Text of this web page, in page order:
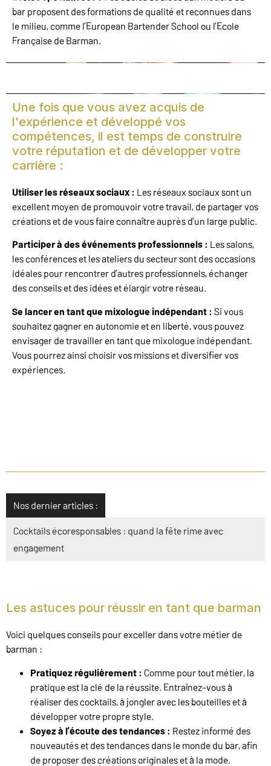
bar proposent des formations de qualité et reconnues dans
le milieu, comme l’European Bartender School ou l’Ecole
Française de Barman.
Une fois que vous avez acquis de
l'expérience et développé vos
compétences, il est temps de construire
votre réputation et de développer votre
carrière :
Utiliser les réseaux sociaux : Les réseaux sociaux sont un
excellent moyen de promouvoir votre travail, de partager vos
créations et de vous faire connaître auprès d’un large public.
Participer à des événements professionnels : Les salons,
les conférences et les ateliers du secteur sont des occasions
idéales pour rencontrer d’autres professionnels, échanger
des conseils et des idées et élargir votre réseau.
Se lancer en tant que mixologue indépendant : Si vous
souhaitez gagner en autonomie et en liberté, vous pouvez
envisager de travailler en tant que mixologue indépendant.
Vous pourrez ainsi choisir vos missions et diversifier vos
expériences.
Nos dernier articles :
Cocktails écoresponsables : quand la fête rime avec
engagement
Les astuces pour réussir en tant que barman
Voici quelques conseils pour exceller dans votre métier de
barman :
Pratiquez régulièrement : Comme pour tout métier, la
pratique est la clé de la réussite. Entraînez-vous à
réaliser des cocktails, à jongler avec les bouteilles et à
développer votre propre style.
Soyez à l’écoute des tendances : Restez informé des
nouveautés et des tendances dans le monde du bar, afin
de proposer des créations originales et à la mode.